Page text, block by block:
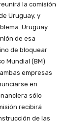
la comisión
Uruguay, y
Uruguay
de esa
de bloquear
Mundial (BM)
empresas
en
sólo
recibirá
de las